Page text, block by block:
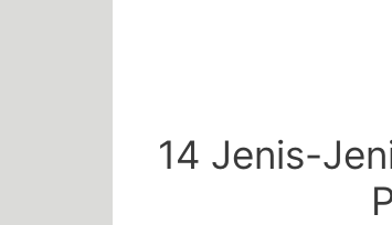
14 Jenis-